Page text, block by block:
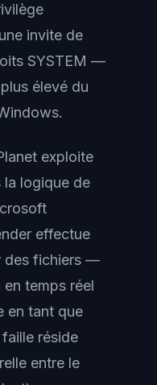
invite de
SYSTEM —
élevé du
exploite
la logique de
effectue
des fichiers —
temps réel
en tant que
réside
entre le